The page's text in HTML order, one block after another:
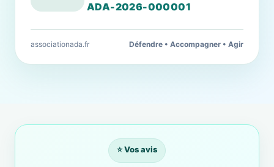
ADA-2026-000001
associationada.fr Défendre • Accompagner • Agir
⭐ Vos avis